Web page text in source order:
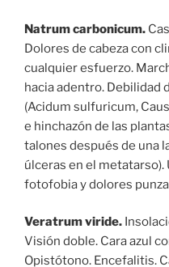
Natrum carbonicum.
Dolores de cabeza con
cualquier esfuerzo.
hacia adentro. Debilidad
(Acidum sulfuricum,
e hinchazón de las
talones después de una
úlceras en el metatarso).
fotofobia y dolores
Veratrum viride.
Visión doble. Cara azul
Opistótono. Encefalitis.